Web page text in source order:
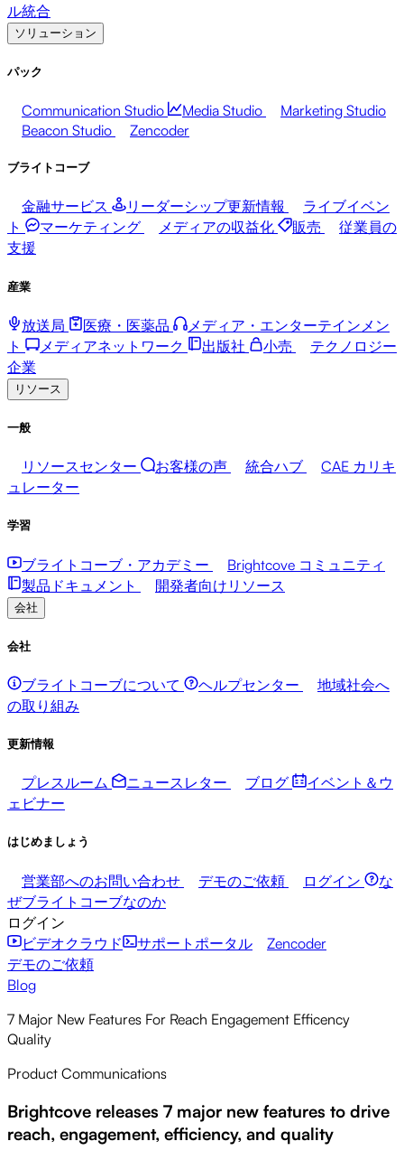
ル統合
ソリューション
パック
Communication Studio Media Studio
Marketing Studio
Beacon Studio
Zencoder
ブライトコーブ
金融サービス リーダーシップ更新情報
ライブイベン
ト
マーケティング メディアの収益化 販売
従業員の
支援
産業
放送局 医療・医薬品
メディア・エンターテインメン
ト
メディアネットワーク 出版社 小売
テクノロジー
企業
リソース
一般
リソースセンター お客様の声 統合ハブ
CAE カリキ
ュレーター
学習
ブライトコーブ・アカデミー
Brightcove コミュニティ
製品ドキュメント
開発者向けリソース
会社
会社
ブライトコーブについて ヘルプセンター
地域社会へ
の取り組み
更新情報
プレスルーム ニュースレター ブログ
イベント＆ウ
ェビナー
はじめましょう
営業部へのお問い合わせ デモのご依頼 ログイン
な
ぜブライトコーブなのか
ログイン
ビデオクラウド
サポートポータル
Zencoder
デモのご依頼
Blog
7 Major New Features For Reach Engagement Efficency
Quality
Product Communications
Brightcove releases 7 major new features to drive
reach, engagement, efficiency, and quality